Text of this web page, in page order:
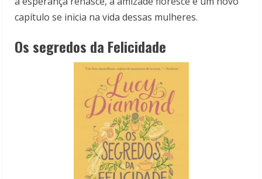
capítulo se inicia na vida dessas mulheres.
Os segredos da Felicidade